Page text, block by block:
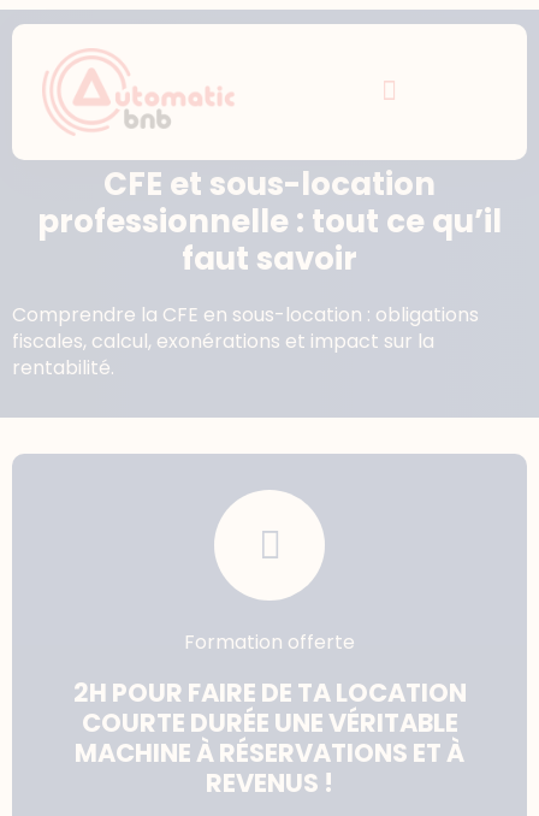
CFE et sous-location
professionnelle : tout ce qu’il
faut savoir
Comprendre la CFE en sous-location : obligations
fiscales, calcul, exonérations et impact sur la
rentabilité.
Formation offerte
2H POUR FAIRE DE TA LOCATION
COURTE DURÉE UNE VÉRITABLE
MACHINE À RÉSERVATIONS ET À
REVENUS !